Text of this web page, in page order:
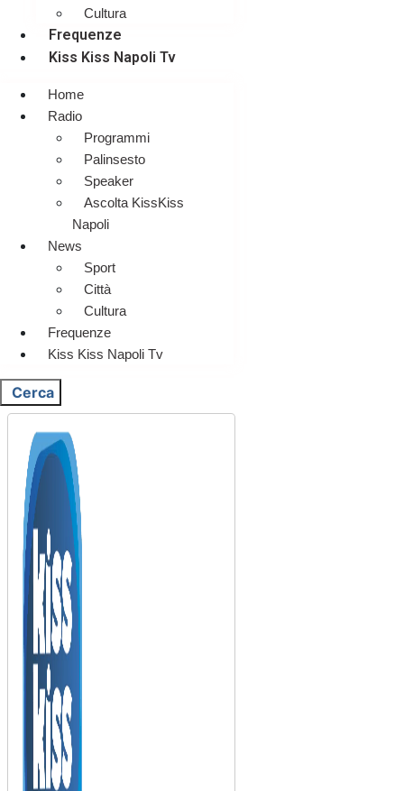
Cultura
Frequenze
Kiss Kiss Napoli Tv
Home
Radio
Programmi
Palinsesto
Speaker
Ascolta KissKiss
Napoli
News
Sport
Città
Cultura
Frequenze
Kiss Kiss Napoli Tv
Cerca